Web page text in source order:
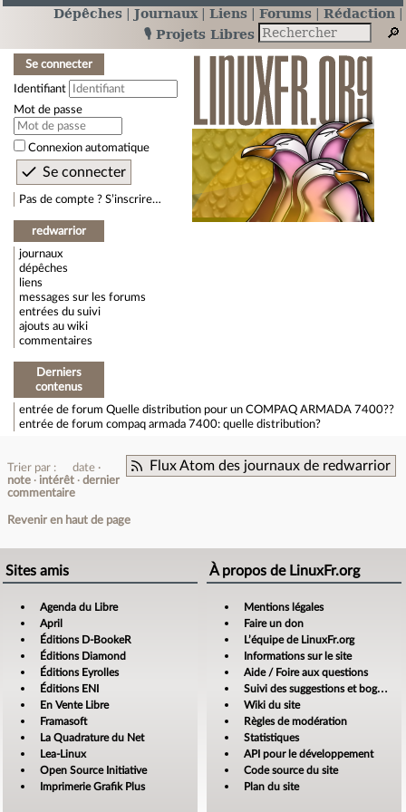
Dépêches Journaux Liens Forums
Rédaction
🎙️ Projets Libres
Se connecter
Identifiant
Mot de passe
Connexion automatique
Pas de compte ? S’inscrire…
redwarrior
journaux
dépêches
liens
messages sur les forums
entrées du suivi
ajouts au wiki
commentaires
Derniers
contenus
entrée de forum Quelle distribution pour un COMPAQ ARMADA 7400??
entrée de forum compaq armada 7400: quelle distribution?
Flux Atom des journaux de redwarrior
Trier par :
date
note
intérêt
dernier
commentaire
Revenir en haut de page
Sites amis
Agenda du Libre
April
Éditions D-BookeR
Éditions Diamond
Éditions Eyrolles
Éditions ENI
En Vente Libre
Framasoft
La Quadrature du Net
Lea-Linux
Open Source Initiative
Imprimerie Grafik Plus
À propos de LinuxFr.org
Mentions légales
Faire un don
L’équipe de LinuxFr.org
Informations sur le site
Aide / Foire aux questions
Suivi des suggestions et bogues
Wiki du site
Règles de modération
Statistiques
API pour le développement
Code source du site
Plan du site